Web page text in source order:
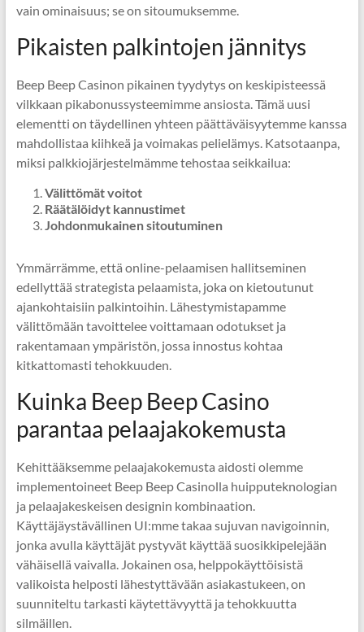
vain ominaisuus; se on sitoumuksemme.
Pikaisten palkintojen jännitys
Beep Beep Casinon pikainen tyydytys on keskipisteessä
vilkkaan pikabonussysteemimme ansiosta. Tämä uusi
elementti on täydellinen yhteen päättäväisyytemme kanssa
mahdollistaa kiihkeä ja voimakas pelielämys. Katsotaanpa,
miksi palkkiojärjestelmämme tehostaa seikkailua:
Välittömät voitot
Räätälöidyt kannustimet
Johdonmukainen sitoutuminen
Ymmärrämme, että online-pelaamisen hallitseminen
edellyttää strategista pelaamista, joka on kietoutunut
ajankohtaisiin palkintoihin. Lähestymistapamme
välittömään tavoittelee voittamaan odotukset ja
rakentamaan ympäristön, jossa innostus kohtaa
kitkattomasti tehokkuuden.
Kuinka Beep Beep Casino
parantaa pelaajakokemusta
Kehittääksemme pelaajakokemusta aidosti olemme
implementoineet Beep Beep Casinolla huipputeknologian
ja pelaajakeskeisen designin kombinaation.
Käyttäjäystävällinen UI:mme takaa sujuvan navigoinnin,
jonka avulla käyttäjät pystyvät käyttää suosikkipelejään
vähäisellä vaivalla. Jokainen osa, helppokäyttöisistä
valikoista helposti lähestyttävään asiakastukeen, on
suunniteltu tarkasti käytettävyyttä ja tehokkuutta
silmäillen.